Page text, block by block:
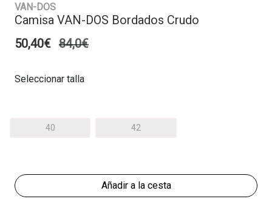
VAN-DOS
Camisa VAN-DOS Bordados Crudo
50,40€ 84,0€
Seleccionar talla
40 42